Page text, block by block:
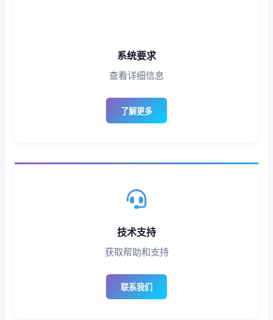
系统要求
查看详细信息
了解更多
技术支持
获取帮助和支持
联系我们